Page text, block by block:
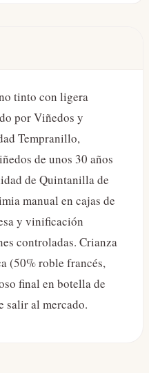
tinto con ligera
por Viñedos y
Tempranillo,
de unos 30 años
de Quintanilla de
manual en cajas de
y vinificación
controladas. Crianza
(50% roble francés,
final en botella de
salir al mercado.